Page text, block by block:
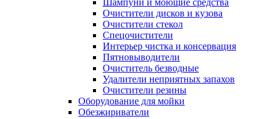
Шампуни и моющие средства
Очистители дисков и кузова
Очистители стекол
Спецочистители
Интерьер чистка и консервация
Пятновыводители
Очиститель безводные
Удалители неприятных запахов
Очистители резины
Оборудование для мойки
Обезжириватели